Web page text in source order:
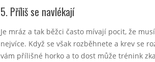
5. Příliš se navlékají
Je mráz a tak běžci často mívají pocit, že
nejvíce. Když se však rozběhnete a krev se
vám přílišné horko a to dost může trénink